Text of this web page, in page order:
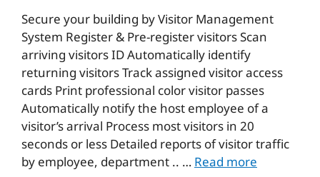
Secure your building by Visitor Management
System Register & Pre-register visitors Scan
arriving visitors ID Automatically identify
returning visitors Track assigned visitor access
cards Print professional color visitor passes
Automatically notify the host employee of a
visitor’s arrival Process most visitors in 20
seconds or less Detailed reports of visitor traffic
by employee, department .. …Read more